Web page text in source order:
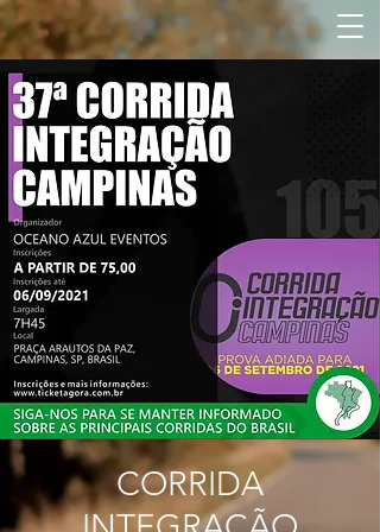
CORRIDA